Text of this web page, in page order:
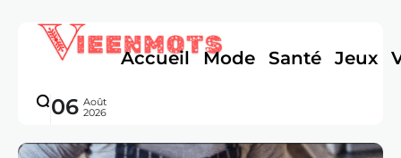
Accueil Mode Santé Jeux
06 Août
2026